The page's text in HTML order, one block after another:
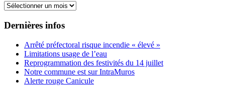
Archives
Dernières infos
Arrêté préfectoral risque incendie « élevé »
Limitations usage de l’eau
Reprogrammation des festivités du 14 juillet
Notre commune est sur IntraMuros
Alerte rouge Canicule